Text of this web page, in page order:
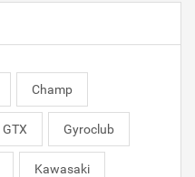
Champ
GTX Gyroclub
Kawasaki